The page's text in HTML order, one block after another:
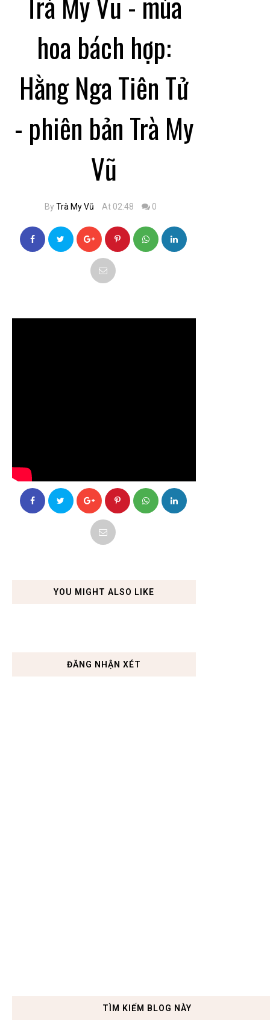
hoa bách hợp:
Hằng Nga Tiên Tử
- phiên bản Trà My
Vũ
ByTrà My Vũ At 02:48 0
YOU MIGHT ALSO LIKE
ĐĂNG NHẬN XÉT
TÌM KIẾM BLOG NÀY